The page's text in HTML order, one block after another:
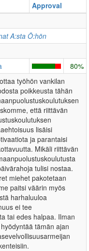
Approval
A:sta Ö:hön
80%
työhön vankilan
poikkeusta tähän
että riittävän
lisäisi
ja parantaisi
Mikäli riittävän
tulisi nostaa.
miehet pakotetaan
paitsi väärin myös
harhaluuloa
ei tee
tai edes halpaa. Ilman
tämän ajan